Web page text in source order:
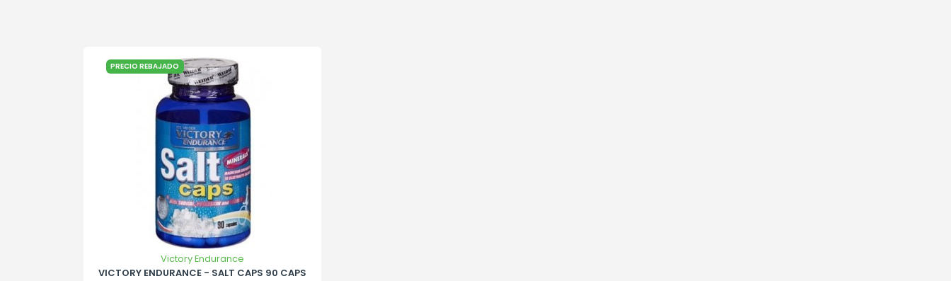
Victory Endurance
VICTORY ENDURANCE - SALT CAPS 90 CAPS
PRECIO REBAJADO